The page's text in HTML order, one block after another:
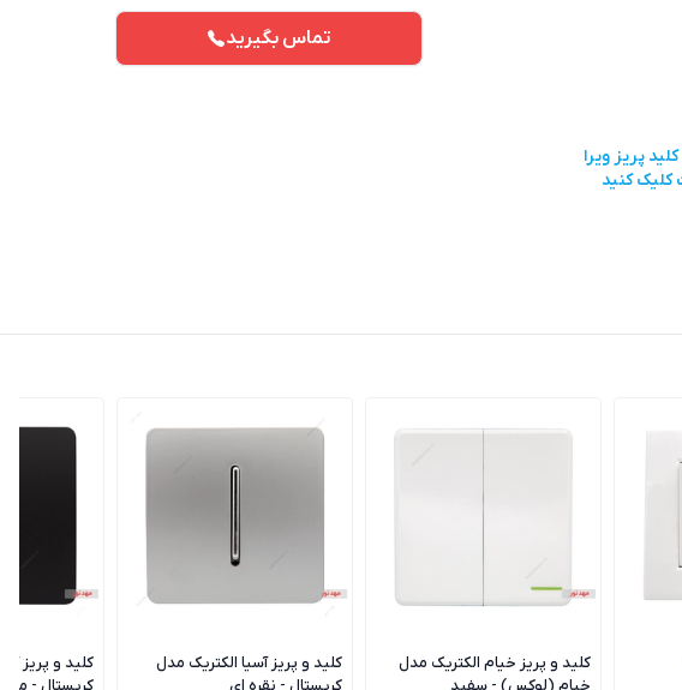
تماس بگیرید
کلید پریز ویرا
کلیک کنید
کلید و پریز خیام الکتریک مدل
خیام (لوکس) - سفید
کلید و پریز آسیا الکتریک مدل
کریستال - نقره ای
کلید و پریز
کریستال -